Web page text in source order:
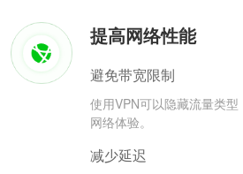
提高网络性能
避免带宽限制
使用VPN可以隐藏流量类
网络体验。
减少延迟